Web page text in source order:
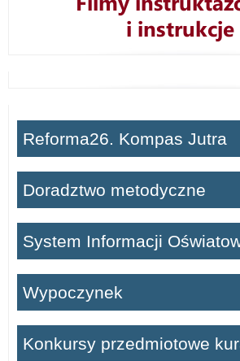
Reforma26. Kompas Jutra
Doradztwo metodyczne
System Informacji
Wypoczynek
Konkursy przedmiotowe